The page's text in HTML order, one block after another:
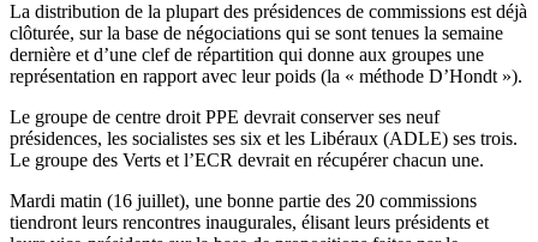
La distribution de la plupart des présidences de commissions est déjà
clôturée, sur la base de négociations qui se sont tenues la semaine
dernière et d’une clef de répartition qui donne aux groupes une
représentation en rapport avec leur poids (la « méthode D’Hondt »).
Le groupe de centre droit PPE devrait conserver ses neuf
présidences, les socialistes ses six et les Libéraux (ADLE) ses trois.
Le groupe des Verts et l’ECR devrait en récupérer chacun une.
Mardi matin (16 juillet), une bonne partie des 20 commissions
tiendront leurs rencontres inaugurales, élisant leurs présidents et